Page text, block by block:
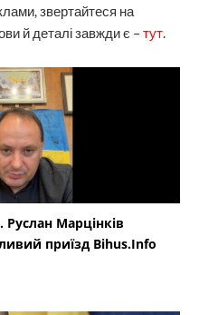
звертайтеся на
й деталі завжди є –тут.
Руслан Марцінків
приїзд Bihus.Info